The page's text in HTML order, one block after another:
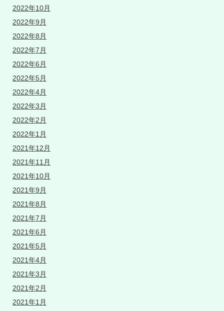
2022年10月
2022年9月
2022年8月
2022年7月
2022年6月
2022年5月
2022年4月
2022年3月
2022年2月
2022年1月
2021年12月
2021年11月
2021年10月
2021年9月
2021年8月
2021年7月
2021年6月
2021年5月
2021年4月
2021年3月
2021年2月
2021年1月